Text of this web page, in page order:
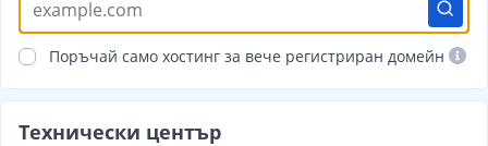
Поръчай само хостинг за вече регистриран домейн
Технически център